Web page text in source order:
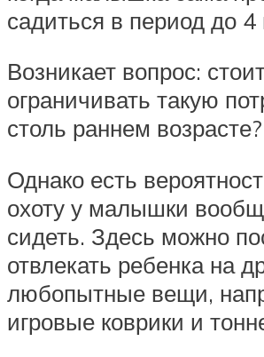
садиться в период до 4
Возникает вопрос:
ограничивать такую
столь раннем возрасте?
Однако есть
охоту у малышки
сидеть. Здесь можно
отвлекать ребенка на
любопытные вещи,
игровые коврики и